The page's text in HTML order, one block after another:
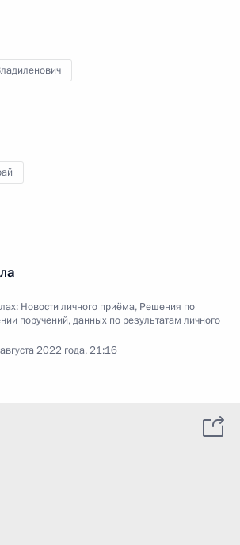
Новости личного приёма, Решения по
поручений, данных по результатам личного
2022 года, 21:16